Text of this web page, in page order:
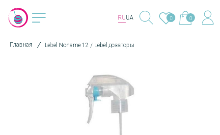
RUUA 0 0
Главная Lebel Noname 12 / Lebel дозаторы